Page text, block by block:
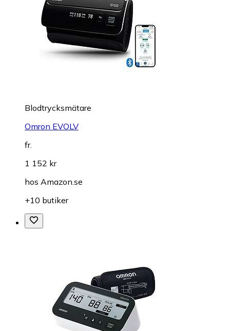
Blodtrycksmätare
Omron EVOLV
fr.
1 152 kr
hos Amazon.se
+10 butiker